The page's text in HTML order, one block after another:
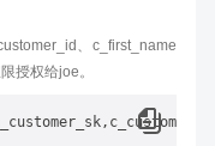
、c_first_name
授权给joe。